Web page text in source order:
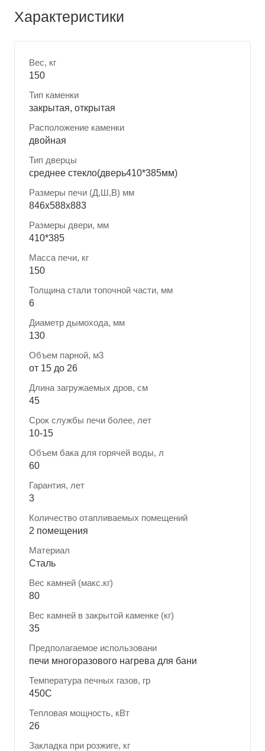
Характеристики
Вес, кг
150
Тип каменки
закрытая, открытая
Расположение каменки
двойная
Тип дверцы
среднее стекло(дверь410*385мм)
Размеры печи (Д,Ш,В) мм
846х588х883
Размеры двери, мм
410*385
Масса печи, кг
150
Толщина стали топочной части, мм
6
Диаметр дымохода, мм
130
Объем парной, м3
от 15 до 26
Длина загружаемых дров, см
45
Срок службы печи более, лет
10-15
Объем бака для горячей воды, л
60
Гарантия, лет
3
Количество отапливаемых помещений
2 помещения
Материал
Сталь
Вес камней (макс.кг)
80
Вес камней в закрытой каменке (кг)
35
Предполагаемое использовани
печи многоразового нагрева для бани
Температура печных газов, гр
450С
Тепловая мощность, кВт
26
Закладка при розжиге, кг